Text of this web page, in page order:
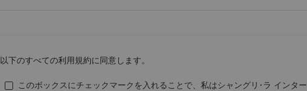
以下のすべての利用規約に同意します。
このボックスにチェックマークを入れることで、私はシャングリ･ラ インタ